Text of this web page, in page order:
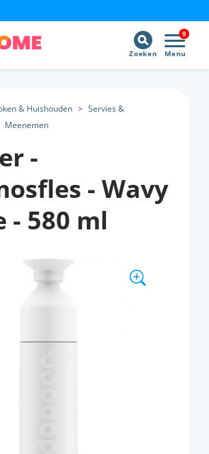
9
Menu
Zoeken
& Huishouden > Servies &
Meenemen
-
- Wavy
- 580 ml